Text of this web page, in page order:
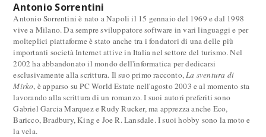
Antonio Sorrentini
Antonio Sorrentini è nato a Napoli il 15 gennaio del 1969 e dal 1998
vive a Milano. Da sempre sviluppatore software in vari linguaggi e per
molteplici piattaforme è stato anche tra i fondatori di una delle più
importanti società Internet attive in Italia nel settore del turismo. Nel
2002 ha abbandonato il mondo dell'informatica per dedicarsi
esclusivamente alla scrittura. Il suo primo racconto,La sventura di
Mirko, è apparso su PC World Estate nell'agosto 2003 e al momento sta
lavorando alla scrittura di un romanzo. I suoi autori preferiti sono
Gabriel Garcia Marquez e Rudy Rucker, ma apprezza anche Eco,
Baricco, Bradbury, King e Joe R. Lansdale. I suoi hobby sono la moto e
la vela.